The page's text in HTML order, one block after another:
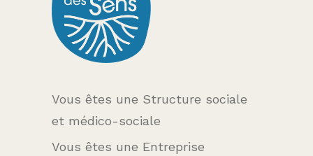
Vous êtes une Structure sociale
et médico-sociale
Vous êtes une Entreprise